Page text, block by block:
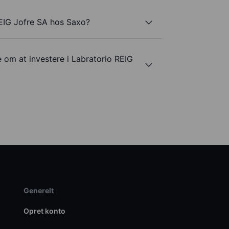
Jofre SA hos Saxo?
at investere i Labratorio REIG
Generelt
Opret konto